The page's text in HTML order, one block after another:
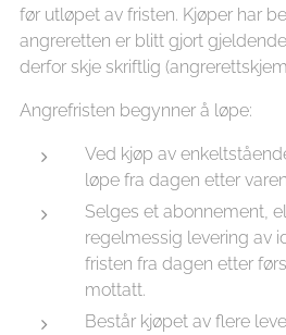
før utløpet av fristen. Kjøper har
angreretten er blitt gjort
derfor skje skriftlig
Angrefristen begynner å løpe:
Ved kjøp av
løpe fra dagen etter
Selges et abonnement,
regelmessig levering av
fristen fra dagen etter
mottatt.
Består kjøpet av flere